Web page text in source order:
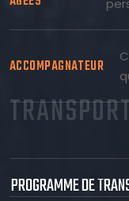
ACCOMPAGNATEUR
PROGRAMME DE